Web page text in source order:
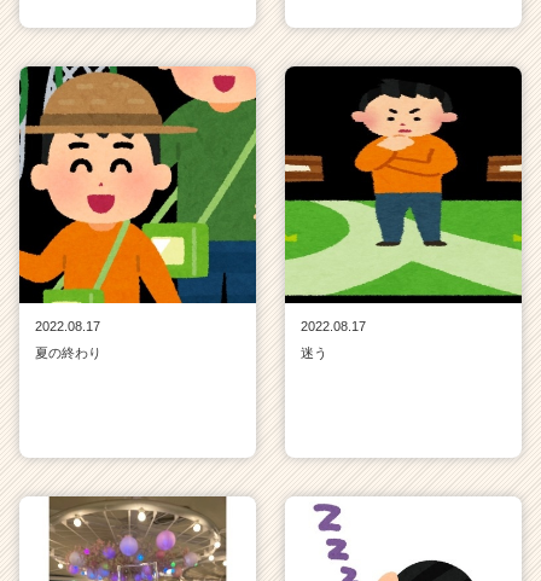
2022.08.17
夏の終わり
2022.08.17
迷う